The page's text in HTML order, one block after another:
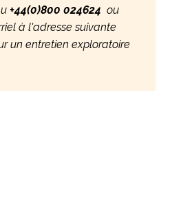
+44(0)800 024624 ou
à l'adresse suivante
un entretien exploratoire